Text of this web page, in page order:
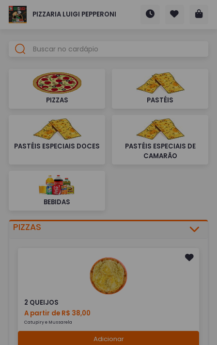
PIZZARIA LUIGI PEPPERONI
PIZZAS PASTÉIS
PASTÉIS ESPECIAIS DOCES
PASTÉIS ESPECIAIS DE
CAMARÃO
BEBIDAS
PIZZAS
2 QUEIJOS
A partir de R$ 38,00
Catupiry e Mussarela
Adicionar